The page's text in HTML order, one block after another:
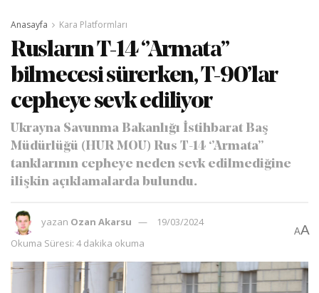
Anasayfa Kara Platformları
Rusların T-14 ‘’Armata’’
bilmecesi sürerken, T-90’lar
cepheye sevk ediliyor
Ukrayna Savunma Bakanlığı İstihbarat Baş
Müdürlüğü (HUR MOU) Rus T-14 ‘’Armata’’
tanklarının cepheye neden sevk edilmediğine
ilişkin açıklamalarda bulundu.
yazan Ozan Akarsu
19/03/2024
Okuma Süresi: 4 dakika okuma
AA